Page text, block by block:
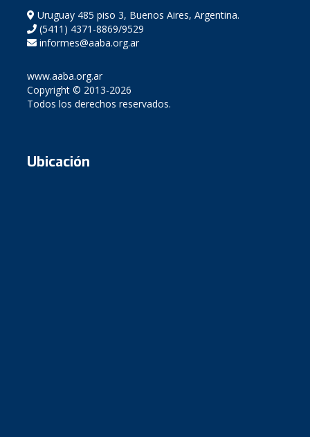
Uruguay 485 piso 3, Buenos Aires, Argentina.
(5411) 4371-8869/9529
informes@aaba.org.ar
www.aaba.org.ar
Copyright © 2013-2026
Todos los derechos reservados.
Ubicación